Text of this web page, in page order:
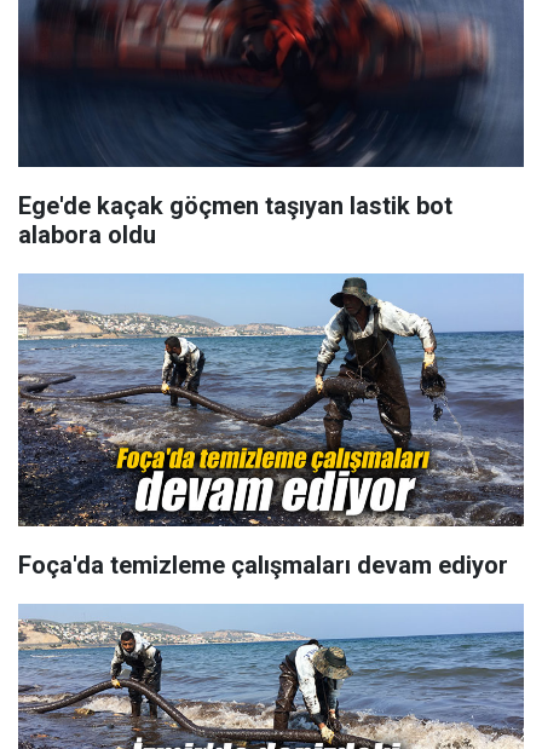
Ege'de kaçak göçmen taşıyan lastik bot
alabora oldu
Foça'da temizleme çalışmaları devam ediyor